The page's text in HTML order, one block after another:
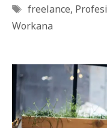
Etiquetas
freelance,
Workana